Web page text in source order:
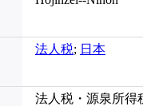
法人税; 日本
法人税・源泉所得